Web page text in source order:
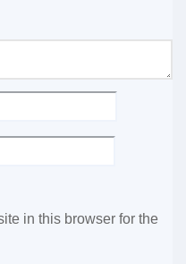
in this browser for the